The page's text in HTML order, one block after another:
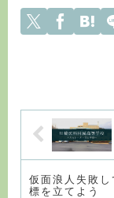
仮面浪人失敗
標を立てよう